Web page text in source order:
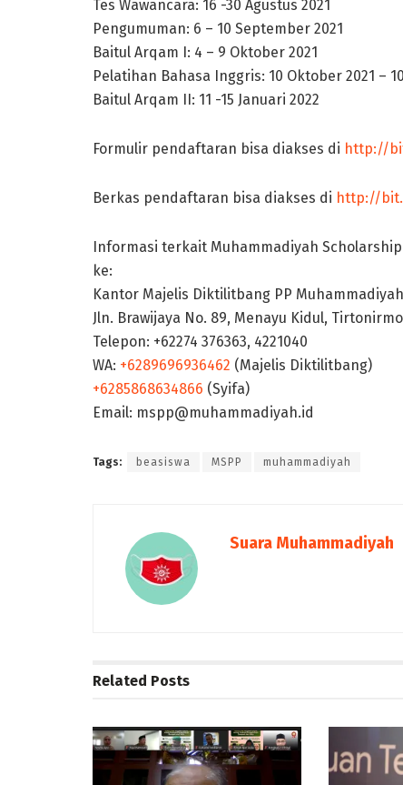
Tes Wawancara: 16 -30 Agustus 2021
Pengumuman: 6 – 10 September 2021
Baitul Arqam I: 4 – 9 Oktober 2021
Pelatihan Bahasa Inggris: 10 Oktober 2021 –
Baitul Arqam II: 11 -15 Januari 2022
Formulir pendaftaran bisa diakses di http://
Berkas pendaftaran bisa diakses di http://
Informasi terkait Muhammadiyah
ke:
Kantor Majelis Diktilitbang PP Muhammadiyah
Jln. Brawijaya No. 89, Menayu Kidul,
Telepon: +62274 376363, 4221040
WA: +6289696936462 (Majelis Diktilitbang)
+6285868634866 (Syifa)
Email: mspp@muhammadiyah.id
Tags: beasiswa MSPP muhammadiyah
Suara Muhammadiyah
Related Posts